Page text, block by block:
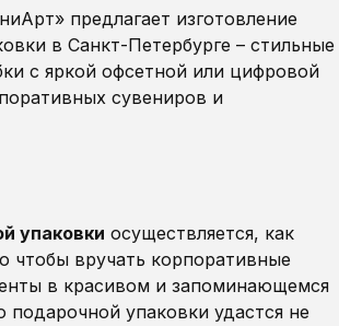
предлагает изготовление
в Санкт-Петербурге – стильные
с яркой офсетной или цифровой
сувениров и
упаковки осуществляется, как
чтобы вручать корпоративные
в красивом и запоминающемся
упаковки удастся не